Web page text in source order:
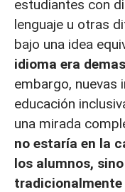
estudiantes con
lenguaje u otras
bajo una idea
idioma era
embargo, nuevas
educación
una mirada
no estaría en la
los alumnos,
tradicionalmente